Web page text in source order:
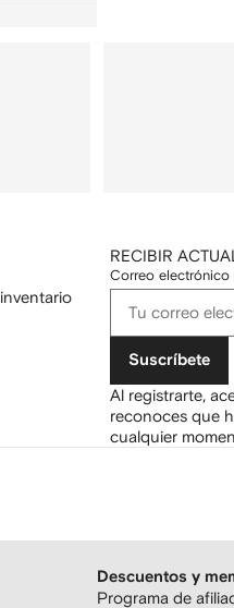
RECIBIR
Correo electrónico
Suscríbete
Al registrarte,
reconoces que
cualquier
Descuentos y
Programa de